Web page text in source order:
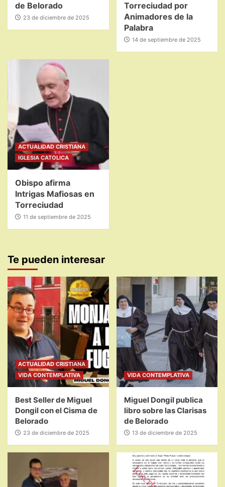
de Belorado
23 de diciembre de 2025
Torreciudad por
Animadores de la
Palabra
14 de septiembre de 2025
ACTUALIDAD CRISTIANA
IGLESIA CATOLICA
Obispo afirma
Intrigas Mafiosas en
Torreciudad
11 de septiembre de 2025
Te pueden interesar
ACTUALIDAD CRISTIANA
VIDA CONTEMPLATIVA
Best Seller de Miguel
Dongil con el Cisma de
Belorado
23 de diciembre de 2025
VIDA CONTEMPLATIVA
Miguel Dongil publica
libro sobre las Clarisas
de Belorado
13 de diciembre de 2025